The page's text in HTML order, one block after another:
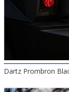
Dartz Prombron